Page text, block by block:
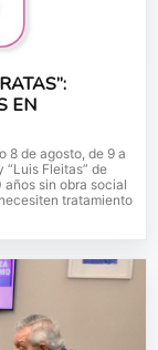
EN
8 de agosto, de 9 a
“Luis Fleitas” de
años sin obra social
tratamiento